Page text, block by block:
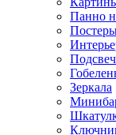
Панно
Зеркала